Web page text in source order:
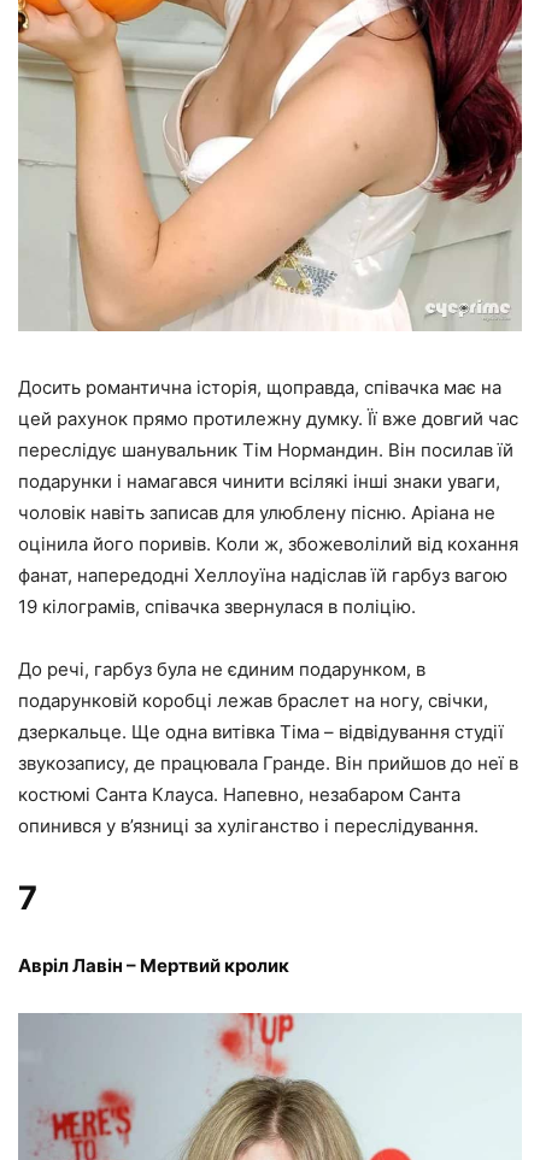
Досить романтична історія, щоправда, співачка має на
цей рахунок прямо протилежну думку. Її вже довгий час
переслідує шанувальник Тім Нормандин. Він посилав їй
подарунки і намагався чинити всілякі інші знаки уваги,
чоловік навіть записав для улюблену пісню. Аріана не
оцінила його поривів. Коли ж, збожеволілий від кохання
фанат, напередодні Хеллоуїна надіслав їй гарбуз вагою
19 кілограмів, співачка звернулася в поліцію.
До речі, гарбуз була не єдиним подарунком, в
подарунковій коробці лежав браслет на ногу, свічки,
дзеркальце. Ще одна витівка Тіма – відвідування студії
звукозапису, де працювала Гранде. Він прийшов до неї в
костюмі Санта Клауса. Напевно, незабаром Санта
опинився у в’язниці за хуліганство і переслідування.
7
Авріл Лавін – Мертвий кролик